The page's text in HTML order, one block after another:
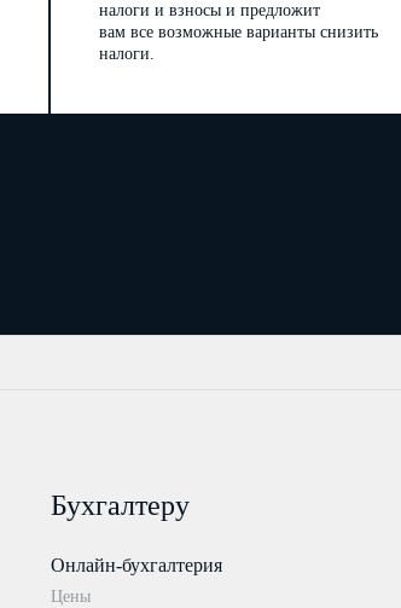
налоги и взносы и предложит
вам все возможные варианты снизить
налоги.
Бухгалтеру
Онлайн-бухгалтерия
Цены